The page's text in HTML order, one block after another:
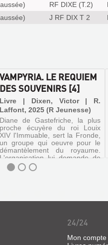
RF DIXE (T.2)
J RF DIX T 2
VAMPYRIA. LE REQUIEM
DES SOUVENIRS [4]
Livre | Dixen, Victor | R.
Laffont, 2025 (R Jeunesse)
Diane de Gastefriche, la plus
proche écuyère du roi Louix
XIV l'Immuable, sert la Fronde,
un groupe qui oeuvre pour le
démantèlement du royaume.
L'organisation lui demande de
s'allier à six Desperados venus
des Amériques afin de m...
24/24
Mon